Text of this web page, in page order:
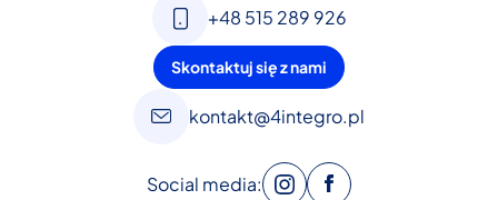
+48 515 289 926
Skontaktuj się z nami
kontakt@4integro.pl
Social media: